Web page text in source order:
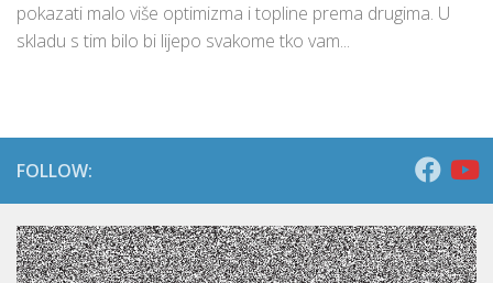
pokazati malo više optimizma i topline prema drugima. U
skladu s tim bilo bi lijepo svakome tko vam...
FOLLOW: